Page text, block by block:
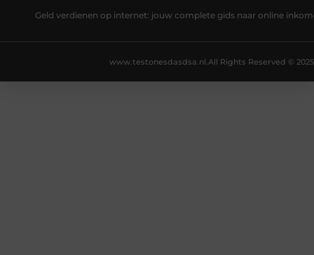
Geld verdienen op internet: jouw complete gids naar online
All Rights Reserved © 2025
www.testonesdasdsa.nl.